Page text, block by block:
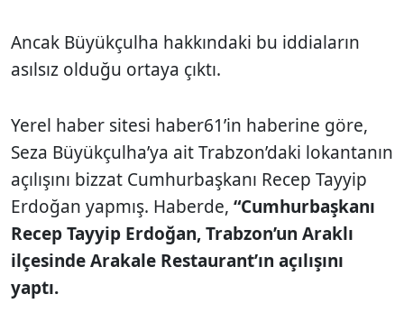
Ancak Büyükçulha hakkındaki bu iddiaların
asılsız olduğu ortaya çıktı.
Yerel haber sitesi haber61’in haberine göre,
Seza Büyükçulha’ya ait Trabzon’daki lokantanın
açılışını bizzat Cumhurbaşkanı Recep Tayyip
Erdoğan yapmış. Haberde, “Cumhurbaşkanı
Recep Tayyip Erdoğan, Trabzon’un Araklı
ilçesinde Arakale Restaurant’ın açılışını
yaptı.